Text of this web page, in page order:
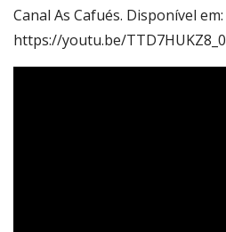
Canal As Cafués. Disponível em:
https://youtu.be/TTD7HUKZ8_0